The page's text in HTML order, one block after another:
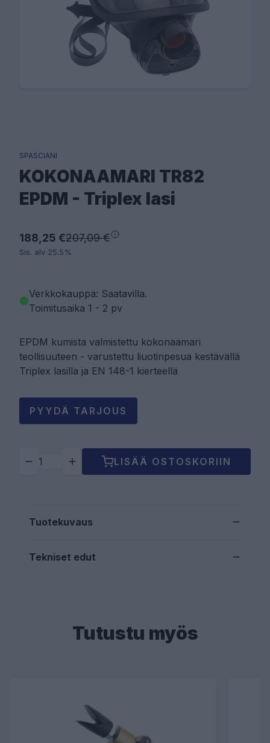
SPASCIANI
KOKONAAMARI TR82
EPDM - Triplex lasi
188,25 €207,09 €
Sis. alv 25.5%
Verkkokauppa: Saatavilla.
Toimitusaika 1 - 2 pv
EPDM kumista valmistettu kokonaamari
teollisuuteen - varustettu liuotinpesua kestävällä
Triplex lasilla ja EN 148-1 kierteellä
PYYDÄ TARJOUS
LISÄÄ OSTOSKORIIN
Tuotekuvaus
Tekniset edut
Tutustu myös